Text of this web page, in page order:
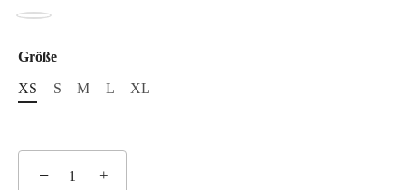
White
Größe
XS S M L XL
− +